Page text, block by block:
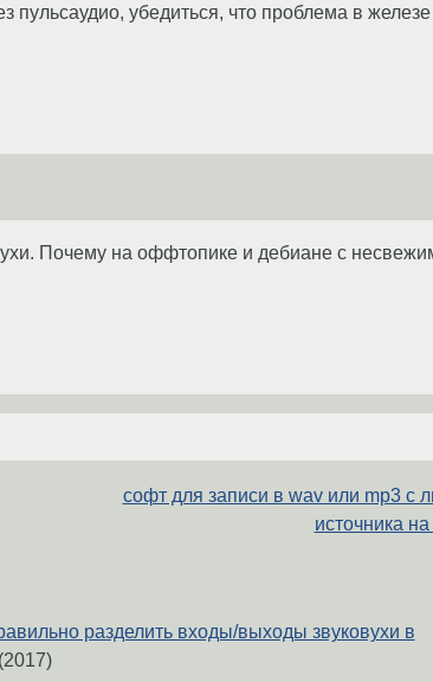
пульсаудио, убедиться, что проблема в железе
Почему на оффтопике и дебиане с
софт для записи в wav или mp3 с
источника
разделить входы/выходы звуковухи в